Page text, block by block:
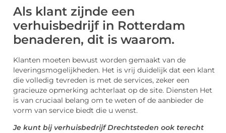
Als klant zijnde een
verhuisbedrijf in Rotterdam
benaderen, dit is waarom.
Klanten moeten bewust worden gemaakt van de
leveringsmogelijkheden. Het is vrij duidelijk dat een klant
die volledig tevreden is met de services, zeker een
gracieuze opmerking achterlaat op de site. Diensten Het
is van cruciaal belang om te weten of de aanbieder de
vorm van service biedt die u wenst.
Je kunt bij verhuisbedrijf Drechtsteden ook terecht